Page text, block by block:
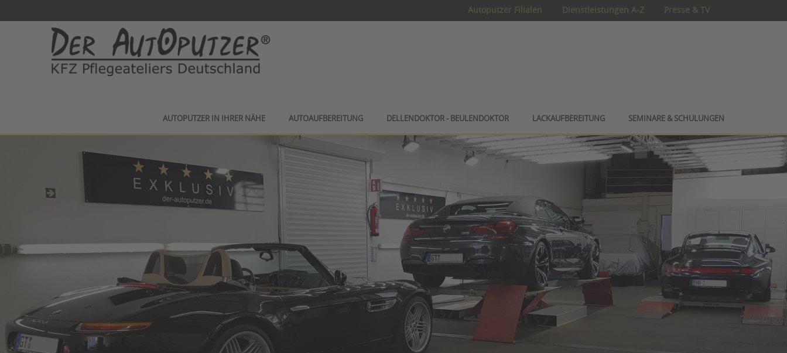
Autoputzer Filialen Dienstleistungen A-Z Presse & TV
AUTOPUTZER IN IHRER NÄHE AUTOAUFBEREITUNG DELLENDOKTOR - BEULENDOKTOR LACKAUFBEREITUNG SEMINARE & SCHULUNGEN